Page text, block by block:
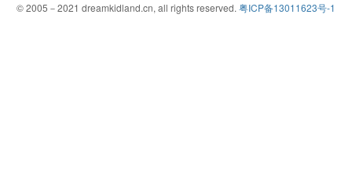
© 2005－2021 dreamkidland.cn, all rights reserved. 粤ICP备13011623号-1